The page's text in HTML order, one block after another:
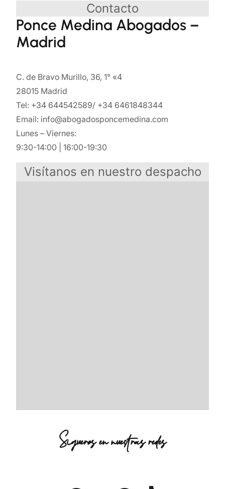
Contacto
Ponce Medina Abogados –
Madrid
C. de Bravo Murillo, 36, 1° «4
28015 Madrid
Tel: +34 644542589/ +34 6461848344
Email: info@abogadosponcemedina.com
Lunes – Viernes:
9:30-14:00 | 16:00-19:30
Visítanos en nuestro despacho
Sigueros en nuestras redes